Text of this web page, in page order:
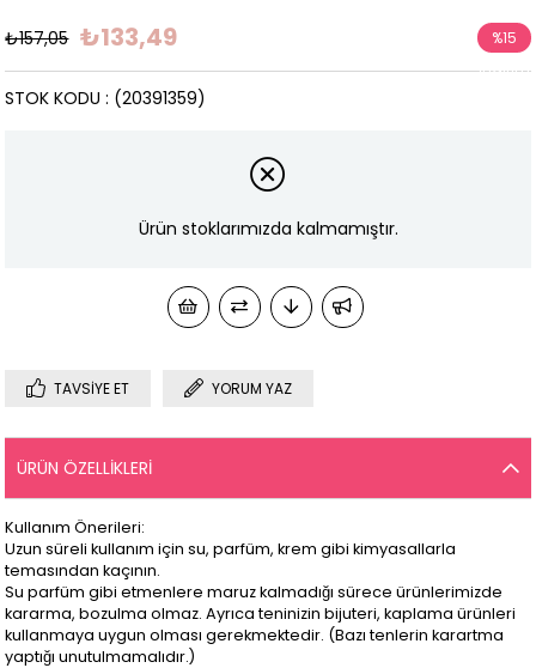
₺157,05 ₺133,49 %15
İndirim
(20391359)
STOK KODU
Ürün stoklarımızda kalmamıştır.
TAVSIYE ET YORUM YAZ
ÜRÜN ÖZELLIKLERI
Kullanım Önerileri:
Uzun süreli kullanım için su, parfüm, krem gibi kimyasallarla
temasından kaçının.
Su parfüm gibi etmenlere maruz kalmadığı sürece ürünlerimizde
kararma, bozulma olmaz. Ayrıca teninizin bijuteri, kaplama ürünleri
kullanmaya uygun olması gerekmektedir. (Bazı tenlerin karartma
yaptığı unutulmamalıdır.)